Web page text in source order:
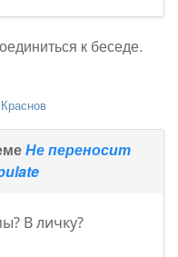
к беседе.
Не переносит
В личку?